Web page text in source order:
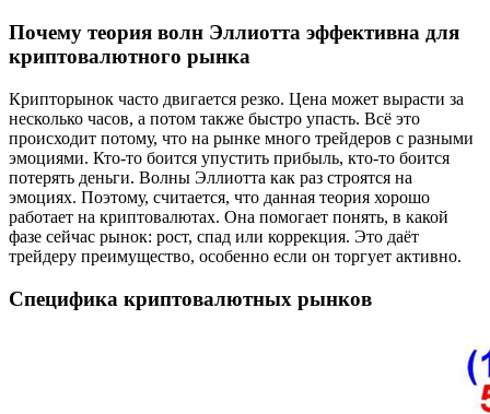
Почему теория волн Эллиотта эффективна для
криптовалютного рынка
Крипторынок часто двигается резко. Цена может вырасти за
несколько часов, а потом также быстро упасть. Всё это
происходит потому, что на рынке много трейдеров с разными
эмоциями. Кто-то боится упустить прибыль, кто-то боится
потерять деньги. Волны Эллиотта как раз строятся на
эмоциях. Поэтому, считается, что данная теория хорошо
работает на криптовалютах. Она помогает понять, в какой
фазе сейчас рынок: рост, спад или коррекция. Это даёт
трейдеру преимущество, особенно если он торгует активно.
Специфика криптовалютных рынков